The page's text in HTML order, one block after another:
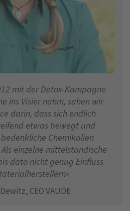
mit der Detox-Kampagne
ins Visier nahm, sahen wir
darin, dass sich endlich
etwas bewegt und
Chemikalien
einzelne mittelständische
dato nicht genug Einfluss
CEO VAUDE